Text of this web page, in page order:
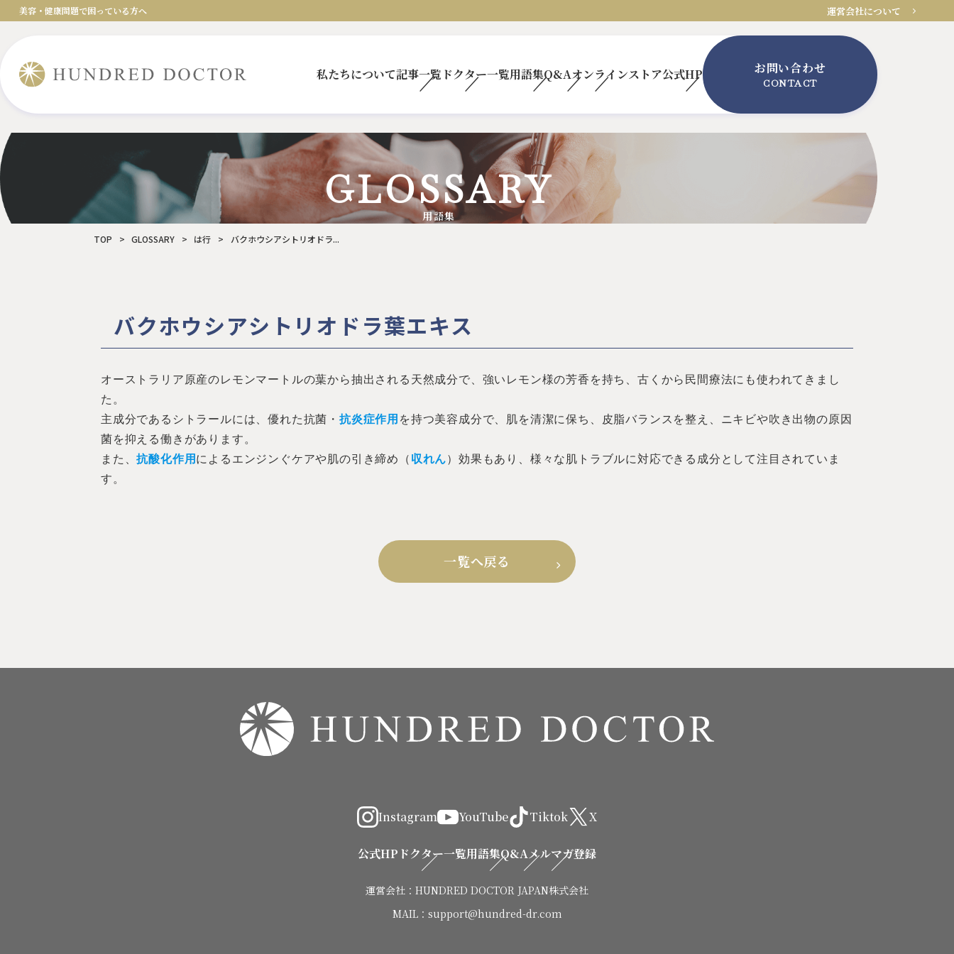
美容・健康問題で困っている方へ 運営会社について
私たちについて記事一覧 ドクター一覧用語集Q&Aオンラインストア公式HP お問い合わせ
CONTACT
GLOSSARY
用語集
TOP > GLOSSARY > は行 > バクホウシアシトリオドラ...
バクホウシアシトリオドラ葉エキス
オーストラリア原産のレモンマートルの葉から抽出される天然成分で、強いレモン様の芳香を持ち、古くから民間療法にも使われてきまし
た。
主成分であるシトラールには、優れた抗菌・ 抗炎症作用 を持つ美容成分で、肌を清潔に保ち、皮脂バランスを整え、ニキビや吹き出物の原因
菌を抑える働きがあります。
また、抗酸化作用 によるエンジンぐケアや肌の引き締め（ 収れん）効果もあり、様々な肌トラブルに対応できる成分として注目されていま
す。
一覧へ戻る
Instagram YouTube Tiktok X
公式HP ドクター一覧用語集Q&Aメルマガ登録
運営会社：HUNDRED DOCTOR JAPAN株式会社
MAIL：support@hundred-dr.com